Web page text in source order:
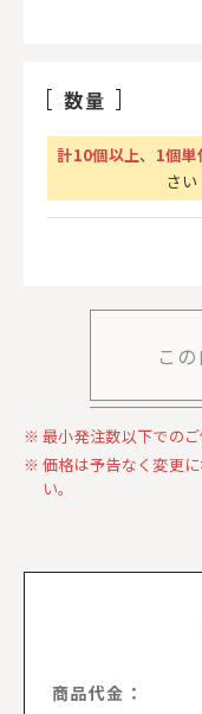
数量
計10個以上、 1個単
さい
こ
最小発注数以下での
価格は予告なく変更
い。
商品代金：